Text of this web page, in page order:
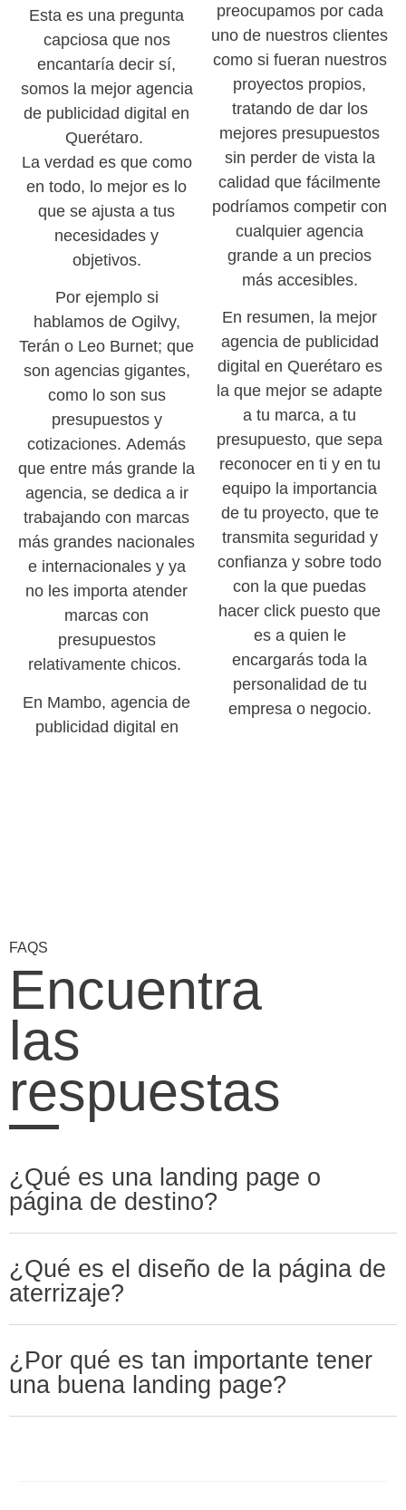
Esta es una pregunta
capciosa que nos
encantaría decir sí,
somos la mejor agencia
de publicidad digital en
Querétaro.
La verdad es que como
en todo, lo mejor es lo
que se ajusta a tus
necesidades y
objetivos.
Por ejemplo si
hablamos de Ogilvy,
Terán o Leo Burnet; que
son agencias gigantes,
como lo son sus
presupuestos y
cotizaciones. Además
que entre más grande la
agencia, se dedica a ir
trabajando con marcas
más grandes nacionales
e internacionales y ya
no les importa atender
marcas con
presupuestos
relativamente chicos.
En Mambo, agencia de
publicidad digital en
preocupamos por cada
uno de nuestros clientes
como si fueran nuestros
proyectos propios,
tratando de dar los
mejores presupuestos
sin perder de vista la
calidad que fácilmente
podríamos competir con
cualquier agencia
grande a un precios
más accesibles.
En resumen, la mejor
agencia de publicidad
digital en Querétaro es
la que mejor se adapte
a tu marca, a tu
presupuesto, que sepa
reconocer en ti y en tu
equipo la importancia
de tu proyecto, que te
transmita seguridad y
confianza y sobre todo
con la que puedas
hacer click puesto que
es a quien le
encargarás toda la
personalidad de tu
empresa o negocio.
FAQS
Encuentra
las
respuestas
¿Qué es una landing page o
página de destino?
¿Qué es el diseño de la página de
aterrizaje?
¿Por qué es tan importante tener
una buena landing page?